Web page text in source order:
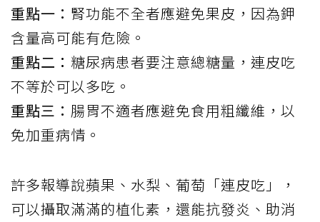
重點一： 腎功能不全者應避免果皮，因為鉀
含量高可能有危險。
重點二： 糖尿病患者要注意總糖量，連皮吃
不等於可以多吃。
重點三： 腸胃不適者應避免食用粗纖維，以
免加重病情。
許多報導說蘋果、水梨、葡萄「連皮吃」，
可以攝取滿滿的植化素，還能抗發炎、助消